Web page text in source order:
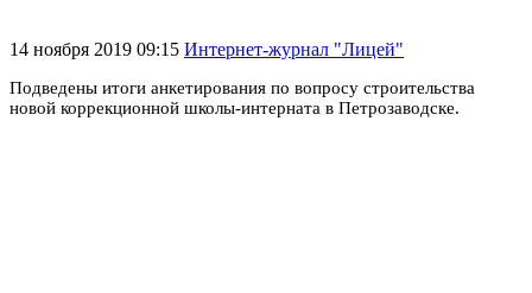
14 ноября 2019 09:15 Интернет-журнал "Лицей"
Подведены итоги анкетирования по вопросу строительства
новой коррекционной школы-интерната в Петрозаводске.